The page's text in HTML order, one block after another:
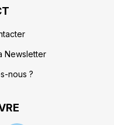
Newsletter
nous ?